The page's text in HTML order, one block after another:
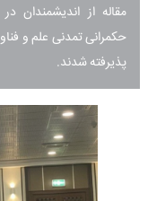
مقاله از اندیشمندان
پذیرفته شدند.